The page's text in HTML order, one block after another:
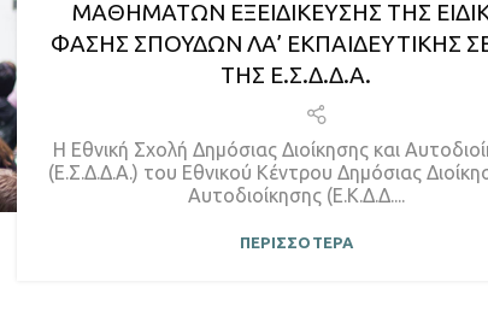
ΜΑΘΗΜΑΤΩΝ ΕΞΕΙΔΙΚΕΥΣΗΣ ΤΗΣ
ΦΑΣΗΣ ΣΠΟΥΔΩΝ ΛΑ’ ΕΚΠΑΙΔΕΥΤΙΚΗΣ
ΤΗΣ Ε.Σ.Δ.Δ.Α.
Η Εθνική Σχολή Δημόσιας Διοίκησης και
(Ε.Σ.Δ.Δ.Α.) του Εθνικού Κέντρου Δημόσιας
Αυτοδιοίκησης (Ε.Κ.Δ.Δ....
ΠΕΡΙΣΣΟΤΕΡΑ